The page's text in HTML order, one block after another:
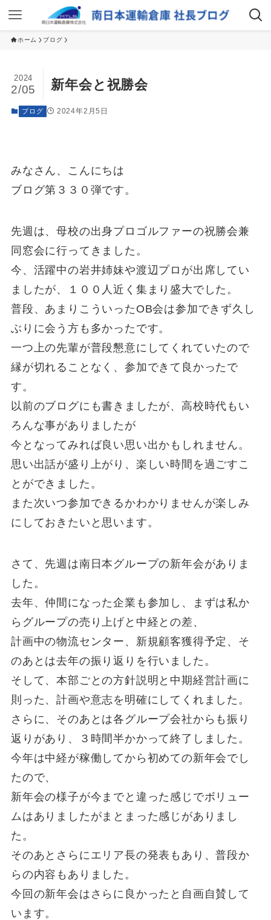
ホーム ブログ
新年会と祝勝会
2024
2/05
ブログ 2024年2月5日
みなさん、こんにちは
ブログ第３３０弾です。
先週は、母校の出身プロゴルファーの祝勝会兼
同窓会に行ってきました。
今、活躍中の岩井姉妹や渡辺プロが出席してい
ましたが、１００人近く集まり盛大でした。
普段、あまりこういったOB会は参加できず久し
ぶりに会う方も多かったです。
一つ上の先輩が普段懇意にしてくれていたので
縁が切れることなく、参加できて良かったで
す。
以前のブログにも書きましたが、高校時代もい
ろんな事がありましたが
今となってみれば良い思い出かもしれません。
思い出話が盛り上がり、楽しい時間を過ごすこ
とができました。
また次いつ参加できるかわかりませんが楽しみ
にしておきたいと思います。
さて、先週は南日本グループの新年会がありま
した。
去年、仲間になった企業も参加し、まずは私か
らグループの売り上げと中経との差、
計画中の物流センター、新規顧客獲得予定、そ
のあとは去年の振り返りを行いました。
そして、本部ごとの方針説明と中期経営計画に
則った、計画や意志を明確にしてくれました。
さらに、そのあとは各グループ会社からも振り
返りがあり、３時間半かかって終了しました。
今年は中経が稼働してから初めての新年会でし
たので、
新年会の様子が今までと違った感じでボリュー
ムはありましたがまとまった感じがありまし
た。
そのあとさらにエリア長の発表もあり、普段か
らの内容もありました。
今回の新年会はさらに良かったと自画自賛して
います。